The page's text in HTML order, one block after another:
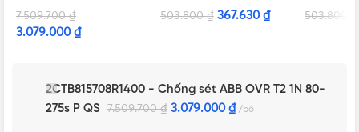
T2 1N 80-275s P QS
7.509.700₫
3.079.000 ₫
mờ 1SZR004002A1201
503.800₫ 367.630 ₫ 503.800
2CTB815708R1400 - Chống sét ABB OVR T2 1N 80-
275s P QS
7.509.700₫ 3.079.000 ₫ bộ